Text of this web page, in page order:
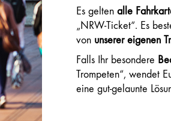
Es gelten alle
„NRW-Ticket“. Es
von unserer eigenen
Falls Ihr besondere
Trompeten“, wendet
eine gut-gelaunte